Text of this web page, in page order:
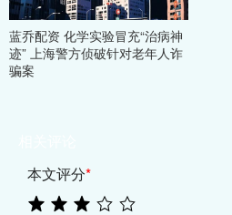
蓝乔配资 化学实验冒充“治病神
迹” 上海警方侦破针对老年人诈
骗案
本文评分*